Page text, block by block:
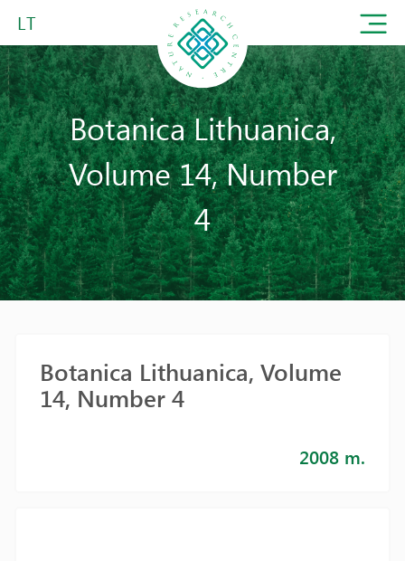
LT
Botanica Lithuanica,
Volume 14, Number
4
Botanica Lithuanica, Volume
14, Number 4
2008 m.